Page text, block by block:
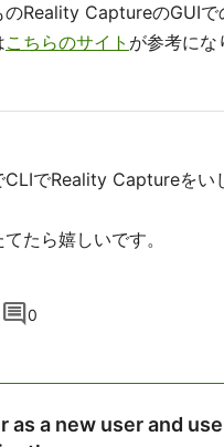
のReality CaptureのGUIで
こちらのサイト が参考にな
CLIでReality Captureをい
たら嬉しいです。
comment0
as a new user and